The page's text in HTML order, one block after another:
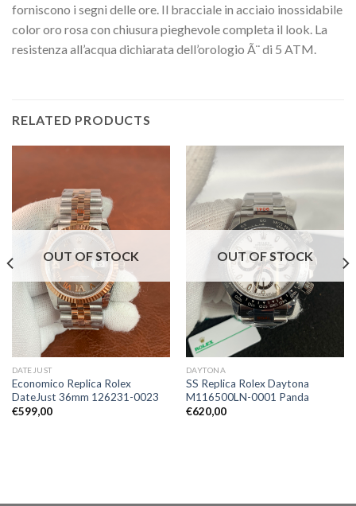
forniscono i segni delle ore. Il bracciale in acciaio inossidabile
color oro rosa con chiusura pieghevole completa il look. La
resistenza all’acqua dichiarata dell’orologio Ã¨ di 5 ATM.
RELATED PRODUCTS
OUT OF STOCK
DATEJUST
Economico Replica Rolex
DateJust 36mm 126231-0023
€599,00
OUT OF STOCK
DAYTONA
SS Replica Rolex Daytona
M116500LN-0001 Panda
€620,00